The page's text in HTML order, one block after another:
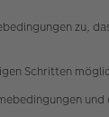
zu,
Schritten